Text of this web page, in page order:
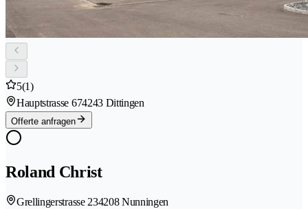
5(1)
Hauptstrasse 674243 Dittingen
Offerte anfragen
Roland Christ
Grellingerstrasse 234208 Nunningen